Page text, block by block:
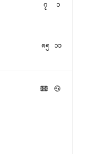
၇ ၁
၈၅ ၁၁